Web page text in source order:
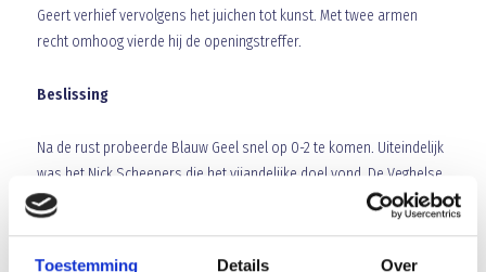
Toestemming Details Over
Geert verhief vervolgens het juichen tot kunst. Met twee armen
recht omhoog vierde hij de openingstreffer.
Beslissing
Na de rust probeerde Blauw Geel snel op 0-2 te komen. Uiteindelijk
was het Nick Scheepers die het vijandelijke doel vond. De Veghelse
spits scoorde op een manier zoals hij dat wel vaker doet. Goed
gebruikmakend van zijn lichaam kwam hij aan de bal om het